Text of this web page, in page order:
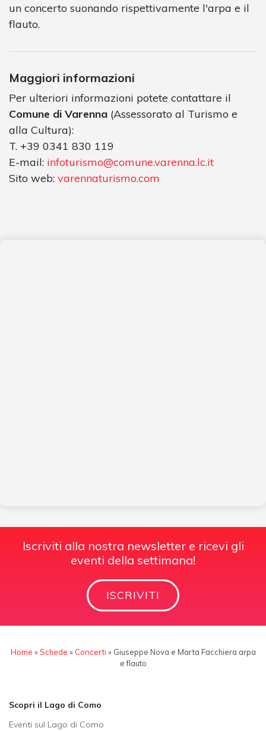
un concerto suonando rispettivamente l'arpa e il
flauto.
Maggiori informazioni
Per ulteriori informazioni potete contattare il
Comune di Varenna (Assessorato al Turismo e
alla Cultura):
T. +39 0341 830 119
E-mail: infoturismo@comune.varenna.lc.it
Sito web: varennaturismo.com
Iscriviti alla nostra newsletter e ricevi gli
eventi della settimana!
ISCRIVITI
Home »Schede » Concerti » Giuseppe Nova e Marta Facchiera arpa
e flauto
Scopri il Lago di Como
Eventi sul Lago di Como